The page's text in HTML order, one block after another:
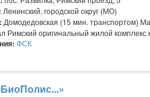
Ленинский, городской округ (МО)
Домодедовская (15 мин. транспортом)
Римский оригинальный жилой комплекс
ФСК